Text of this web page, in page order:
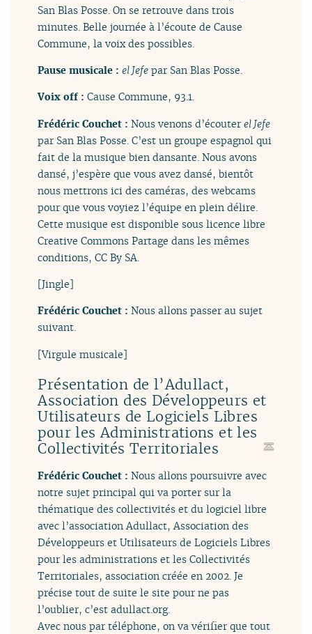
San Blas Posse. On se retrouve dans trois
minutes. Belle journée à l’écoute de Cause
Commune, la voix des possibles.
Pause musicale :el Jefe par San Blas Posse.
Voix off :Cause Commune, 93.1.
Frédéric Couchet :Nous venons d’écouterel Jefe
par San Blas Posse. C’est un groupe espagnol qui
fait de la musique bien dansante. Nous avons
dansé, j’espère que vous avez dansé, bientôt
nous mettrons ici des caméras, des webcams
pour que vous voyiez l’équipe en plein délire.
Cette musique est disponible sous licence libre
Creative Commons Partage dans les mêmes
conditions, CC By SA.
[Jingle]
Frédéric Couchet :Nous allons passer au sujet
suivant.
[Virgule musicale]
Présentation de l’Adullact,
Association des Développeurs et
Utilisateurs de Logiciels Libres
pour les Administrations et les
Collectivités Territoriales
Frédéric Couchet :Nous allons poursuivre avec
notre sujet principal qui va porter sur la
thématique des collectivités et du logiciel libre
avec l’association Adullact, Association des
Développeurs et Utilisateurs de Logiciels Libres
pour les administrations et les Collectivités
Territoriales, association créée en 2002. Je
précise tout de suite le site pour ne pas
l’oublier, c’est adullact.org.
Avec nous par téléphone, on va vérifier que tout